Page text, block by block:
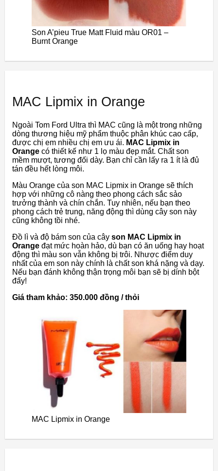
Son A’pieu True Matt Fluid màu OR01 –
Burnt Orange
MAC Lipmix in Orange
Ngoài Tom Ford Ultra thì MAC cũng là một trong những
dòng thương hiệu mỹ phẩm thuộc phân khúc cao cấp,
được chị em nhiều chị em ưu ái. MAC Lipmix in
Orange có thiết kế như 1 lọ màu đẹp mắt. Chất son
mềm mượt, tương đối dày. Bạn chỉ cần lấy ra 1 ít là đủ
tán đều hết lòng môi.
Màu Orange của son MAC Lipmix in Orange sẽ thích
hợp với những cô nàng theo phong cách sắc sảo
trưởng thành và chín chắn. Tuy nhiên, nếu bạn theo
phong cách trẻ trung, năng động thì dùng cây son này
cũng không tồi nhé.
Đồ lì và độ bám son của cây son MAC Lipmix in
Orange đạt mức hoàn hảo, dù bạn có ăn uống hay hoạt
động thì màu son vẫn không bị trôi. Nhược điểm duy
nhất của em son này chính là chất son khá nặng và dạy.
Nếu bạn đánh không thận trọng môi bạn sẽ bị dính bột
đấy!
Giá tham khảo: 350.000 đồng / thỏi
MAC Lipmix in Orange